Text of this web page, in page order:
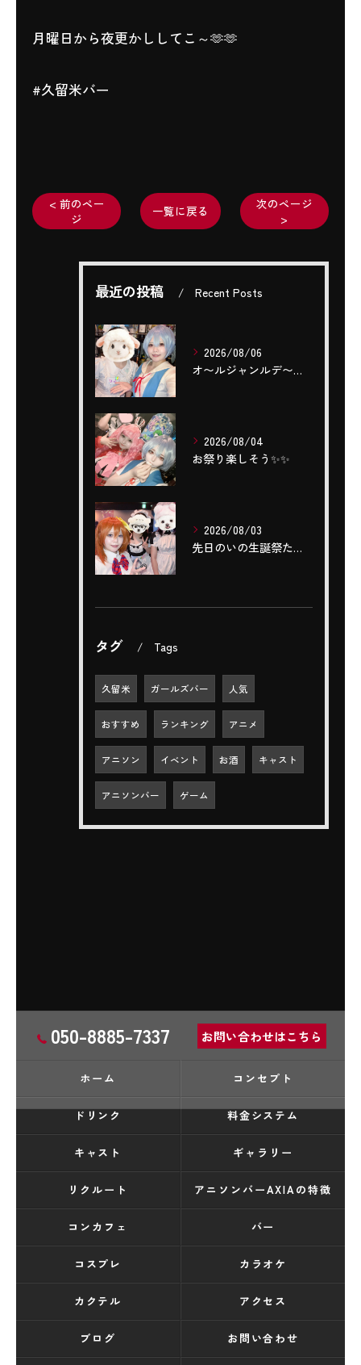
月曜日から夜更かししてこ～🫶🫶
#久留米バー
< 前のペー
ジ
一覧に戻る
次のページ
>
最近の投稿 Recent Posts
2026/08/06
‎オ〜ルジャンルデ〜〜🎤٩(ˊОˋ*)🎶
2026/08/04
お祭り楽しそう✨️✨️
2026/08/03
先日のいの生誕祭たくさんのご来店ありがとうございました‼️🌼...
タグ Tags
久留米 ガールズバー 人気
おすすめ ランキング アニメ
アニソン イベント お酒 キャスト
アニソンバー ゲーム
050-8885-7337 お問い合わせはこちら
ホーム コンセプト
ドリンク 料金システム
キャスト ギャラリー
リクルート アニソンバーAXIAの特徴
コンカフェ バー
コスプレ カラオケ
カクテル アクセス
ブログ お問い合わせ